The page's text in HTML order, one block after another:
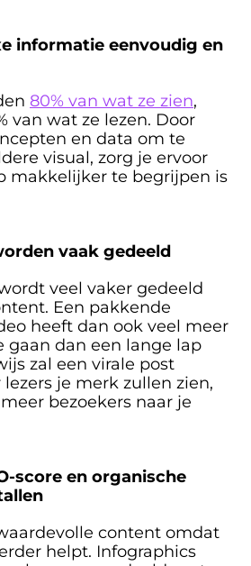
informatie eenvoudig en
80% van wat ze zien,
van wat ze lezen. Door
en data om te
visual, zorg je ervoor
makkelijker te begrijpen is
vaak gedeeld
veel vaker gedeeld
Een pakkende
heeft dan ook veel meer
gaan dan een lange lap
zal een virale post
je merk zullen zien,
bezoekers naar je
score en organische
content omdat
helpt. Infographics